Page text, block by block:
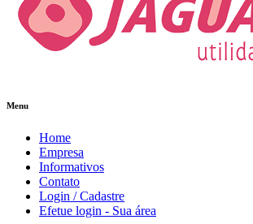
Menu
Home
Empresa
Informativos
Contato
Login / Cadastre
Efetue login - Sua área